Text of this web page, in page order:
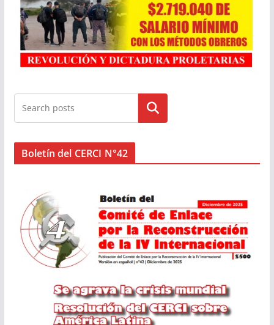
Buscar
Boletín del CERCI N°42